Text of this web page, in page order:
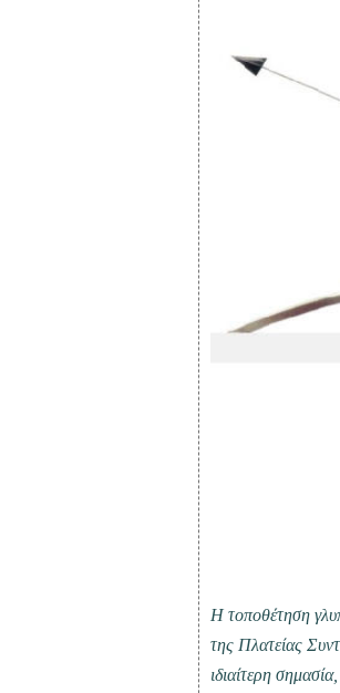
Η τοποθέτηση
της Πλατείας
ιδιαίτερη